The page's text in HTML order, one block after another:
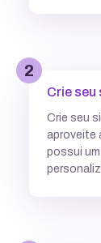
Múltiplas
Múltiplas
2
Crie seu
Crie seu
aproveite
possui